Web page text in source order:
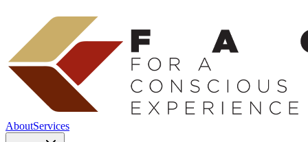
AboutServices